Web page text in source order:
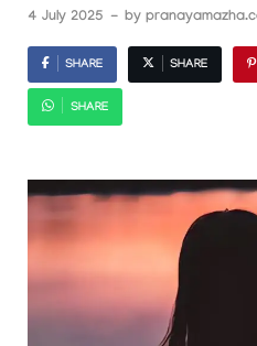
4 July 2025 - by
SHARE SHARE
SHARE